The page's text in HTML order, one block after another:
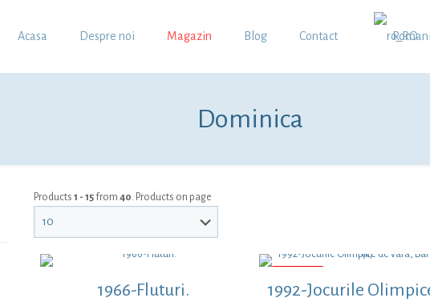
Acasa Despre noi Magazin Blog Contact
Dominica
Products 1 - 15from 40. Products on page
1966-Fluturi.
1992-Jocurile